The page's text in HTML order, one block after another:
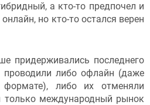
а кто-то предпочел и
но кто-то остался верен
придерживались последнего
проводили либо офлайн (даже
либо их отменяли
только международный рынок